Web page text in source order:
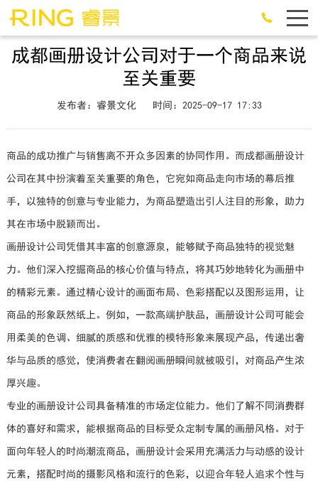
成都画册设计公司对于一个商品来说
至关重要
发布者：睿景文化 时间：2025-09-17 17:33
商品的成功推广与销售离不开众多因素的协同作用。而成都画册设计
公司在其中扮演着至关重要的角色，它宛如商品走向市场的幕后推
手，以独特的创意与专业能力，为商品塑造出引人注目的形象，助力
其在市场中脱颖而出。
画册设计公司凭借其丰富的创意源泉，能够赋予商品独特的视觉魅
力。他们深入挖掘商品的核心价值与特点，将其巧妙地转化为画册中
的精彩元素。通过精心设计的画面布局、色彩搭配以及图形运用，让
商品的形象跃然纸上。例如，一款高端护肤品，画册设计公司可能会
用柔美的色调、细腻的质感和优雅的模特形象来展现产品，传递出奢
华与品质的感觉，使消费者在翻阅画册瞬间就被吸引，对商品产生浓
厚兴趣。
专业的画册设计公司具备精准的市场定位能力。他们了解不同消费群
体的喜好和需求，能根据商品的目标受众定制专属的画册风格。对于
面向年轻人的时尚潮流商品，画册设计会采用充满活力与动感的设计
元素，搭配时尚的摄影风格和流行的色彩，以迎合年轻人追求个性与